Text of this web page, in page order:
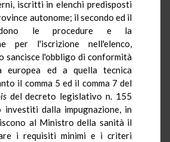
iscritti in elenchi predisposti
autonome; il secondo ed il
le procedure e la
per l'iscrizione nell'elenco,
sancisce l'obbligo di conformità
europea ed a quella tecnica
il comma 5 ed il comma 7 del
del decreto legislativo n. 155
investiti dalla impugnazione, in
al Ministro della sanità il
i requisiti minimi e i criteri